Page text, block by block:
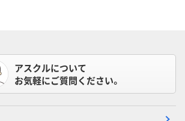
アスクルについて
お気軽にご質問ください。